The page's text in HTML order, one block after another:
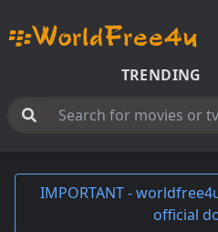
TRENDING
IMPORTANT -
official